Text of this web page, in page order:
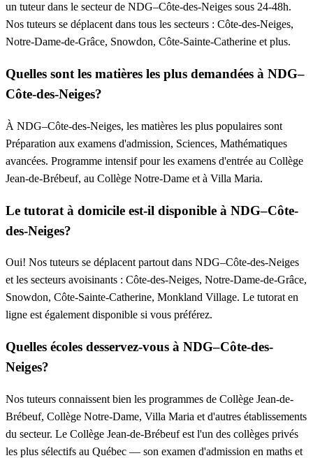
un tuteur dans le secteur de NDG–Côte-des-Neiges sous 24-48h.
Nos tuteurs se déplacent dans tous les secteurs : Côte-des-Neiges,
Notre-Dame-de-Grâce, Snowdon, Côte-Sainte-Catherine et plus.
Quelles sont les matières les plus demandées à NDG–
Côte-des-Neiges?
À NDG–Côte-des-Neiges, les matières les plus populaires sont
Préparation aux examens d'admission, Sciences, Mathématiques
avancées. Programme intensif pour les examens d'entrée au Collège
Jean-de-Brébeuf, au Collège Notre-Dame et à Villa Maria.
Le tutorat à domicile est-il disponible à NDG–Côte-
des-Neiges?
Oui! Nos tuteurs se déplacent partout dans NDG–Côte-des-Neiges
et les secteurs avoisinants : Côte-des-Neiges, Notre-Dame-de-Grâce,
Snowdon, Côte-Sainte-Catherine, Monkland Village. Le tutorat en
ligne est également disponible si vous préférez.
Quelles écoles desservez-vous à NDG–Côte-des-
Neiges?
Nos tuteurs connaissent bien les programmes de Collège Jean-de-
Brébeuf, Collège Notre-Dame, Villa Maria et d'autres établissements
du secteur. Le Collège Jean-de-Brébeuf est l'un des collèges privés
les plus sélectifs au Québec — son examen d'admission en maths et